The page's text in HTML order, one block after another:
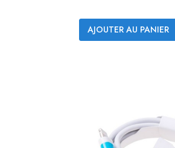
AJOUTER AU PANIER